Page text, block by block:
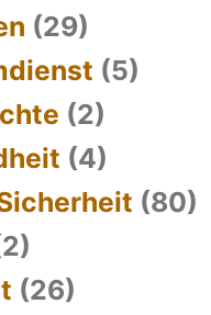
(29)
(5)
(2)
(4)
(80)
(26)